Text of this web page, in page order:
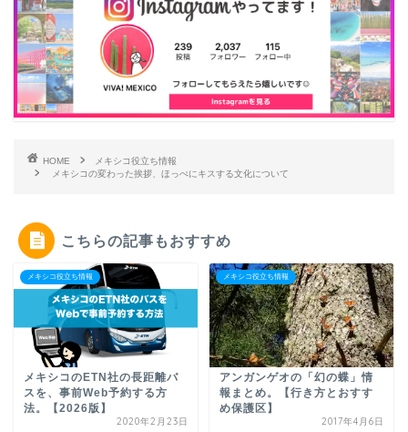
HOME
メキシコ役立ち情報
メキシコの変わった挨拶、ほっぺにキスする文化について
こちらの記事もおすすめ
メキシコ役立ち情報
メキシコのETN社の長距離バ
スを、事前Web予約する方
法。【2026版】
2020年2月23日
メキシコ役立ち情報
アンガンゲオの「幻の蝶」情
報まとめ。【行き方とおすす
め保護区】
2017年4月6日